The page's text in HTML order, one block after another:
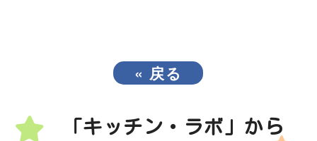
« 戻る
「キッチン・ラボ」から